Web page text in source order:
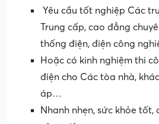
Yêu cầu tốt nghiệp Các
Trung cấp, cao đẳng
thống điện, điện công
Hoặc có kinh nghiệm thi
điện cho Các tòa nhà,
áp…
Nhanh nhẹn, sức khỏe